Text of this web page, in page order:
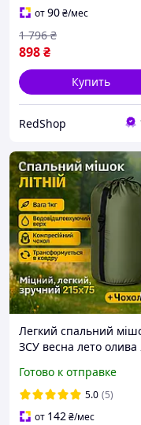
спальный мешок с
чехлом
от90₴/мес
898₴
1 796 ₴
Купить
RedShop
Легкий спальний
ЗСУ весна лето олива
одеяло 1 кг
водонепроницаемый
сна в поле
Готово к отправке
5.0 (5)
от 142₴/мес